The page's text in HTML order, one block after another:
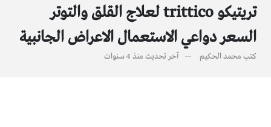
تريتيكو trittico لعلاج القلق والتوتر
السعر دواعي الاستعمال الاعراض الجانبية
كتب محمد الحكيم آخر تحديث منذ 4 سنوات